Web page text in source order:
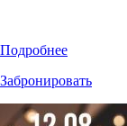
Подробнее
Забронировать